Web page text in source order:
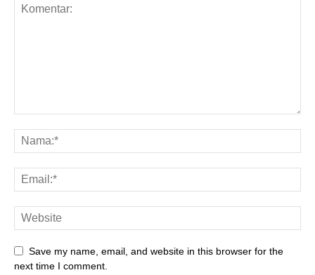
Save my name, email, and website in this browser for the
next time I comment.